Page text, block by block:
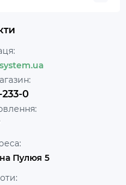
0
Пулюя 5